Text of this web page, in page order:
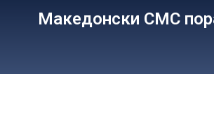
Македонски СМС